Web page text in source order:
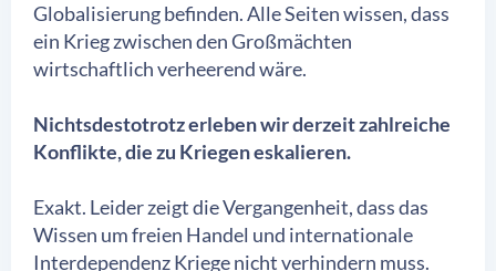
Globalisierung befinden. Alle Seiten wissen, dass
ein Krieg zwischen den Großmächten
wirtschaftlich verheerend wäre.
Nichtsdestotrotz erleben wir derzeit zahlreiche
Konflikte, die zu Kriegen eskalieren.
Exakt. Leider zeigt die Vergangenheit, dass das
Wissen um freien Handel und internationale
Interdependenz Kriege nicht verhindern muss.